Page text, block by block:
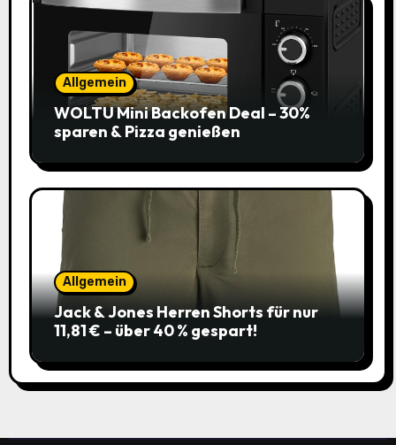
Allgemein
WOLTU Mini Backofen Deal – 30%
sparen & Pizza genießen
Allgemein
Jack & Jones Herren Shorts für nur
11,81 € – über 40 % gespart!